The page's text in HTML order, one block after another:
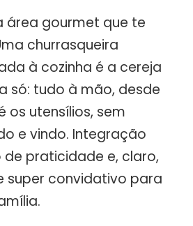
área gourmet que te
churrasqueira
à cozinha é a cereja
só: tudo à mão, desde
os utensílios, sem
e vindo. Integração
praticidade e, claro,
super convidativo para